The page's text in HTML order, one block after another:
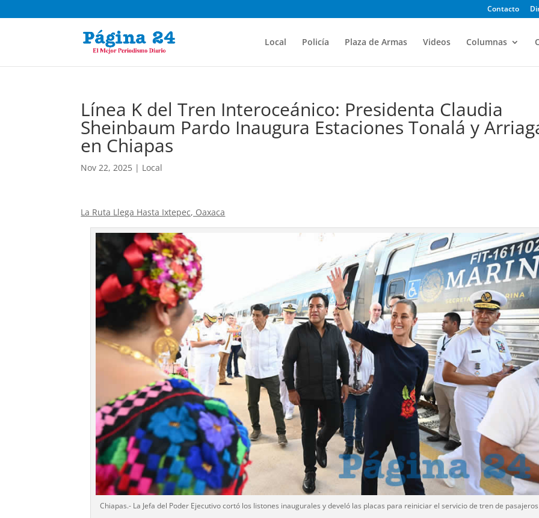
Contacto
Local Policía Plaza de Armas Videos Columnas
Línea K del Tren Interoceánico: Presidenta Claudia
Sheinbaum Pardo Inaugura Estaciones Tonalá y
en Chiapas
Nov 22, 2025 | Local
La Ruta Llega Hasta Ixtepec, Oaxaca
Chiapas.- La Jefa del Poder Ejecutivo cortó los listones inaugurales y develó las placas para reiniciar el servicio de tren de pasajeros